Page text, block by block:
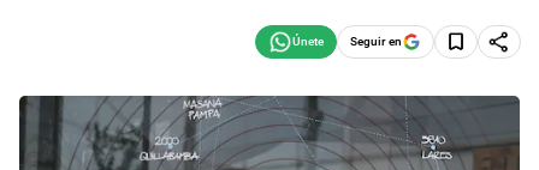
Seguir en